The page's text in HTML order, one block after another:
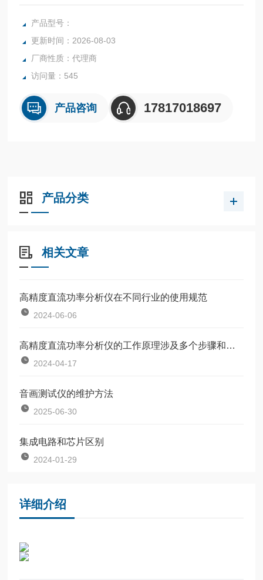
产品型号：
更新时间：2026-08-03
厂商性质：代理商
访问量：545
产品咨询 17817018697
产品分类
相关文章
高精度直流功率分析仪在不同行业的使用规范
2024-06-06
高精度直流功率分析仪的工作原理涉及多个步骤和功能
2024-04-17
音画测试仪的维护方法
2025-06-30
集成电路和芯片区别
2024-01-29
详细介绍